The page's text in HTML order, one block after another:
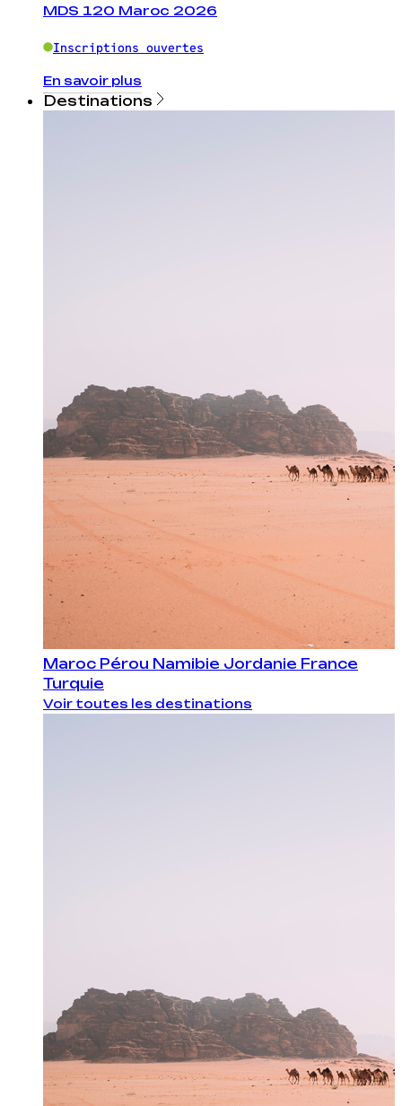
MDS 120 Maroc 2026
Inscriptions ouvertes
En savoir plus
Destinations
Maroc Pérou Namibie Jordanie France
Turquie
Voir toutes les destinations